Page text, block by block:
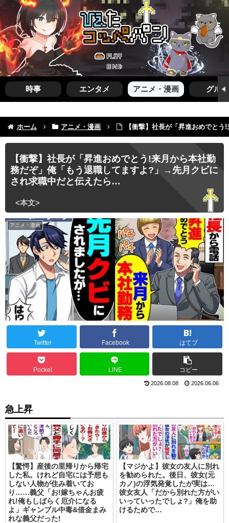
時事 エンタメ アニメ・漫画 グルメ
ホーム アニメ・漫画 【衝撃】社長が「昇進おめでと
【衝撃】社長が「昇進おめでとう!来月から本社勤
務だぞ」俺「もう退職してますよ?」→先月クビに
され求職中だと伝えたら…
アニメ・漫画
Twitter Facebook はてブ
Pocket LINE コピー
2026.08.08 2026.06.06
急上昇
【驚愕】産後の里帰りから帰宅
した私。けれど自宅には予想も
しない人物が住み着いてお
り……義父「お!嫁ちゃんお疲
れ!俺もしばらく厄介になる
よ」ギャンブル中毒&借金まみ
れな義父だった!
【マジかよ】彼女の友人に別れ
を勧められた。後日、彼女(元
カノ)の浮気発覚したが実は…
彼女友人「だから別れた方がい
いっていったでしょ?」俺を助
けるためで…